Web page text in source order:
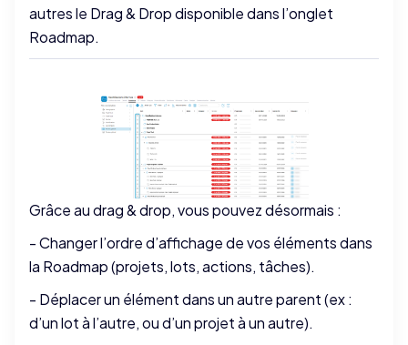
autres le Drag & Drop disponible dans l’onglet
Roadmap.
Grâce au drag & drop, vous pouvez désormais :
- Changer l’ordre d’affichage de vos éléments dans
la Roadmap (projets, lots, actions, tâches).
- Déplacer un élément dans un autre parent (ex :
d’un lot à l’autre, ou d’un projet à un autre).